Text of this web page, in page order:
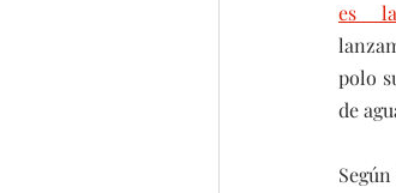
es
polo
de